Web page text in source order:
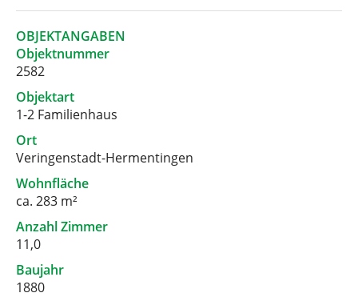
OBJEKTANGABEN
Objektnummer
2582
Objektart
1-2 Familienhaus
Ort
Veringenstadt-Hermentingen
Wohnfläche
ca. 283 m²
Anzahl Zimmer
11,0
Baujahr
1880